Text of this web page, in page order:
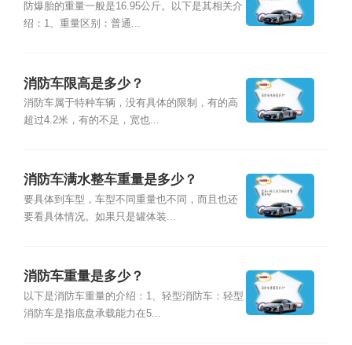
防爆胎的重量一般是16.95公斤。以下是其相关介
绍：1、重量区别：普通...
消防车限高是多少？
消防车属于特种车辆，没有具体的限制，有的高
超过4.2米，有的不足，宽也...
消防车满水整车重量是多少？
要具体到车型，车型不同重量也不同，而且也还
要看具体情况。如果只是罐体装...
消防车重量是多少？
以下是消防车重量的介绍：1、轻型消防车：轻型
消防车是指底盘承载能力在5...